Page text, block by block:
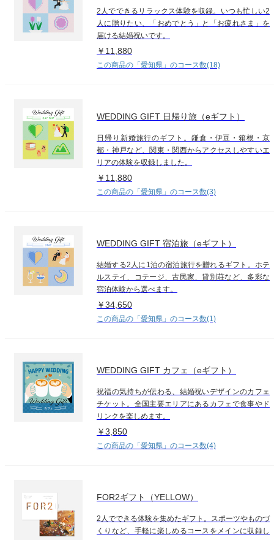
2人でできるリラックス体験を収録。いつも忙しい2
人に贈りたい、「おめでとう」と「お疲れさま」を
届ける結婚祝いです。
￥11,880
この商品の「愛知県」のコース数(18)
WEDDING GIFT 日帰り旅（eギフト）
日帰り新婚旅行のギフト。鎌倉・伊豆・箱根・京
都・神戸など、関東・関西からアクセスしやすいエ
リアの体験を収録しました。
￥11,880
この商品の「愛知県」のコース数(3)
WEDDING GIFT 宿泊旅（eギフト）
結婚する2人に1泊の宿泊旅行を贈れるギフト。ホテ
ルステイ、コテージ、古民家、貸別荘など、多彩な
宿泊体験から選べます。
￥34,650
この商品の「愛知県」のコース数(1)
WEDDING GIFT カフェ（eギフト）
祝福の気持ちが伝わる、結婚祝いデザインのカフェ
チケット。全国主要エリアにあるカフェで食事やド
リンクを楽しめます。
￥3,850
この商品の「愛知県」のコース数(4)
FOR2ギフト（YELLOW）
2人でできる体験を集めたギフト。スポーツやものづ
くりなど、手軽に楽しめるコースをメインに収録し